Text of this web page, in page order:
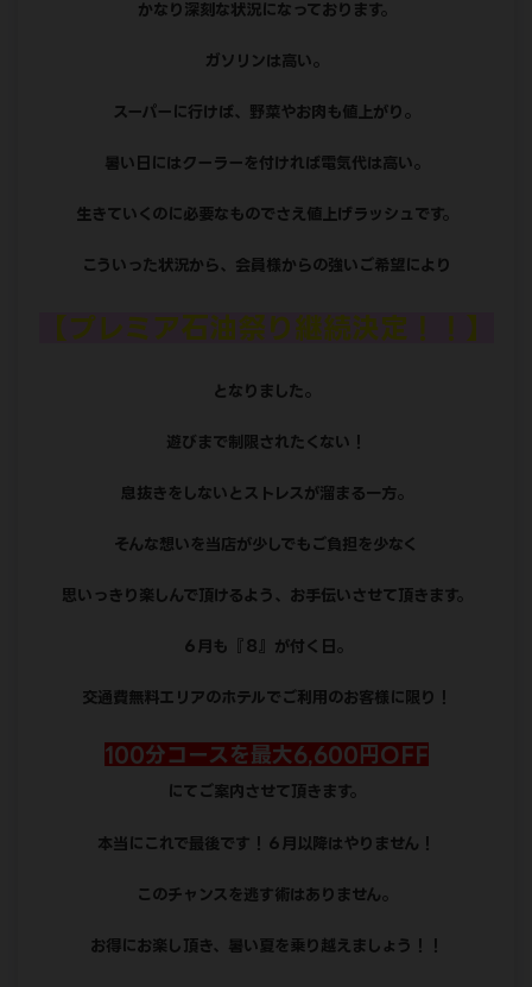
かなり深刻な状況になっております。
ガソリンは高い。
スーパーに行けば、野菜やお肉も値上がり。
暑い日にはクーラーを付ければ電気代は高い。
生きていくのに必要なものでさえ値上げラッシュです。
こういった状況から、会員様からの強いご希望により
【プレミア石油祭り継続決定！！】
となりました。
遊びまで制限されたくない！
息抜きをしないとストレスが溜まる一方。
そんな想いを当店が少しでもご負担を少なく
思いっきり楽しんで頂けるよう、お手伝いさせて頂きます。
６月も『８』が付く日。
交通費無料エリアのホテルでご利用のお客様に限り！
100分コースを最大6,600円OFF
にてご案内させて頂きます。
本当にこれで最後です！６月以降はやりません！
このチャンスを逃す術はありません。
お得にお楽し頂き、暑い夏を乗り越えましょう！！